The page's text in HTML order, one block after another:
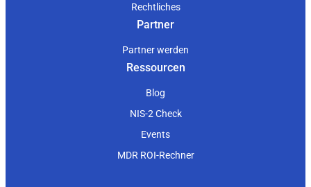
Rechtliches
Partner
Partner werden
Ressourcen
Blog
NIS-2 Check
Events
MDR ROI-Rechner